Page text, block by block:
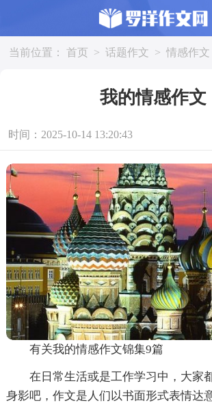
当前位置： 首页 > 话题作文 > 情感作文
我的情感作文
时间：2025-10-14 13:20:43
有关我的情感作文锦集9篇
在日常生活或是工作学习中，大家
身影吧，作文是人们以书面形式表情达